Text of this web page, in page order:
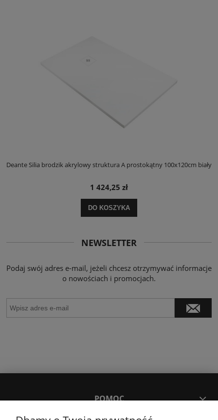
Deante Silia brodzik akrylowy struktura A prostokątny 100x120cm biały
1 424,25 zł
DO KOSZYKA
NEWSLETTER
Podaj swój adres e-mail, jeżeli chcesz otrzymywać informacje
o nowościach i promocjach.
POMOC